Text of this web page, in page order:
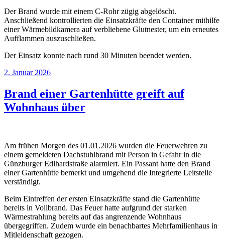
Der Brand wurde mit einem C-Rohr zügig abgelöscht.
Anschließend kontrollierten die Einsatzkräfte den Container mithilfe
einer Wärmebildkamera auf verbliebene Glutnester, um ein erneutes
Aufflammen auszuschließen.
Der Einsatz konnte nach rund 30 Minuten beendet werden.
Veröffentlicht
2. Januar 2026
Brand einer Gartenhütte greift auf
Wohnhaus über
Am frühen Morgen des 01.01.2026 wurden die Feuerwehren zu
einem gemeldeten Dachstuhlbrand mit Person in Gefahr in die
Günzburger Edlhardstraße alarmiert. Ein Passant hatte den Brand
einer Gartenhütte bemerkt und umgehend die Integrierte Leitstelle
verständigt.
Beim Eintreffen der ersten Einsatzkräfte stand die Gartenhütte
bereits in Vollbrand. Das Feuer hatte aufgrund der starken
Wärmestrahlung bereits auf das angrenzende Wohnhaus
übergegriffen. Zudem wurde ein benachbartes Mehrfamilienhaus in
Mitleidenschaft gezogen.